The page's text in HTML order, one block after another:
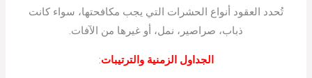
تُحدد العقود أنواع الحشرات التي يجب مكافحتها، سواء كانت
ذباب، صراصير، نمل، أو غيرها من الآفات.
الجداول الزمنية والترتيبات: